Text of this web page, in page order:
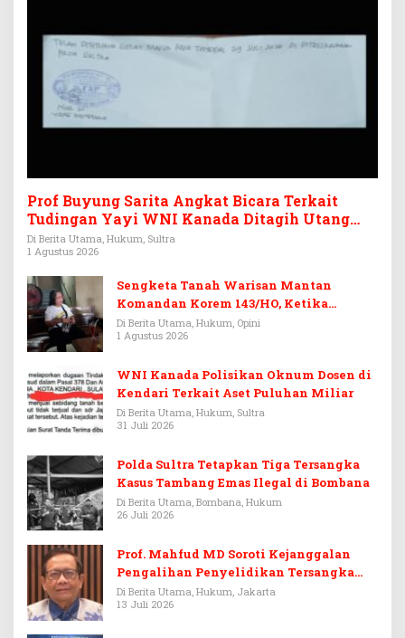
Prof Buyung Sarita Angkat Bicara Terkait
Tudingan Yayi WNI Kanada Ditagih Utang
Rp3,6 Miliar
Di Berita Utama, Hukum, Sultra
1 Agustus 2026
Sengketa Tanah Warisan Mantan
Komandan Korem 143/HO, Ketika
Warisan Menjadi Arena Pemerasan
Di Berita Utama, Hukum, Opini
1 Agustus 2026
WNI Kanada Polisikan Oknum Dosen di
Kendari Terkait Aset Puluhan Miliar
Di Berita Utama, Hukum, Sultra
31 Juli 2026
Polda Sultra Tetapkan Tiga Tersangka
Kasus Tambang Emas Ilegal di Bombana
Di Berita Utama, Bombana, Hukum
26 Juli 2026
Prof. Mahfud MD Soroti Kejanggalan
Pengalihan Penyelidikan Tersangka
Febrie Adriansyah
Di Berita Utama, Hukum, Jakarta
13 Juli 2026